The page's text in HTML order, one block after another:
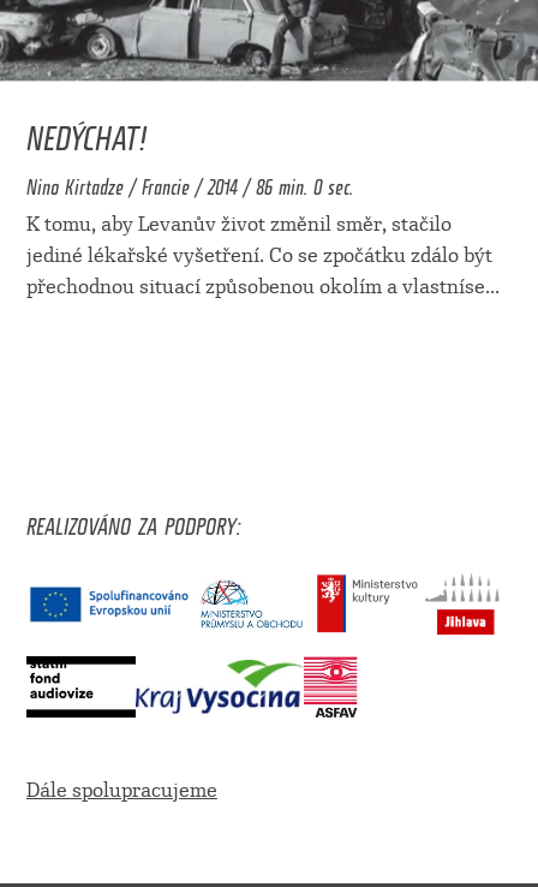
NEDÝCHAT!
Nino Kirtadze / Francie / 2014 / 86 min. 0 sec.
K tomu, aby Levanův život změnil směr, stačilo
jediné lékařské vyšetření. Co se zpočátku zdálo být
přechodnou situací způsobenou okolím a vlastníse...
REALIZOVÁNO ZA PODPORY:
Dále spolupracujeme